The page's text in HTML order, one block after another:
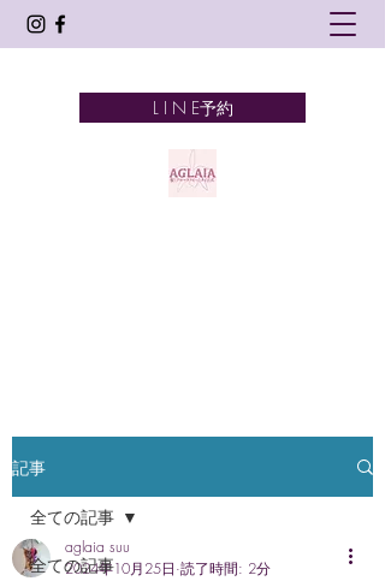
L I N E予約
記事
全ての記事
全ての記事
aglaia suu
2024年10月25日 読了時間: 2分